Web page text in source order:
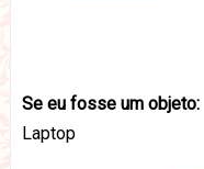
Se eu fosse um objeto:
Laptop